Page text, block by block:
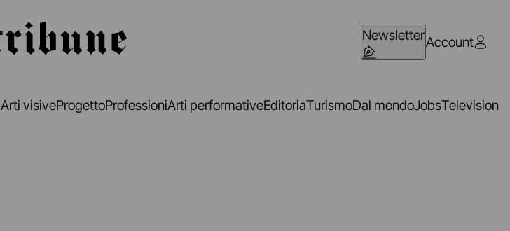
NewsletterAccount
Arti visiveProgettoProfessioniArti performativeEditoriaTurismoDal mondoJobsTelevision